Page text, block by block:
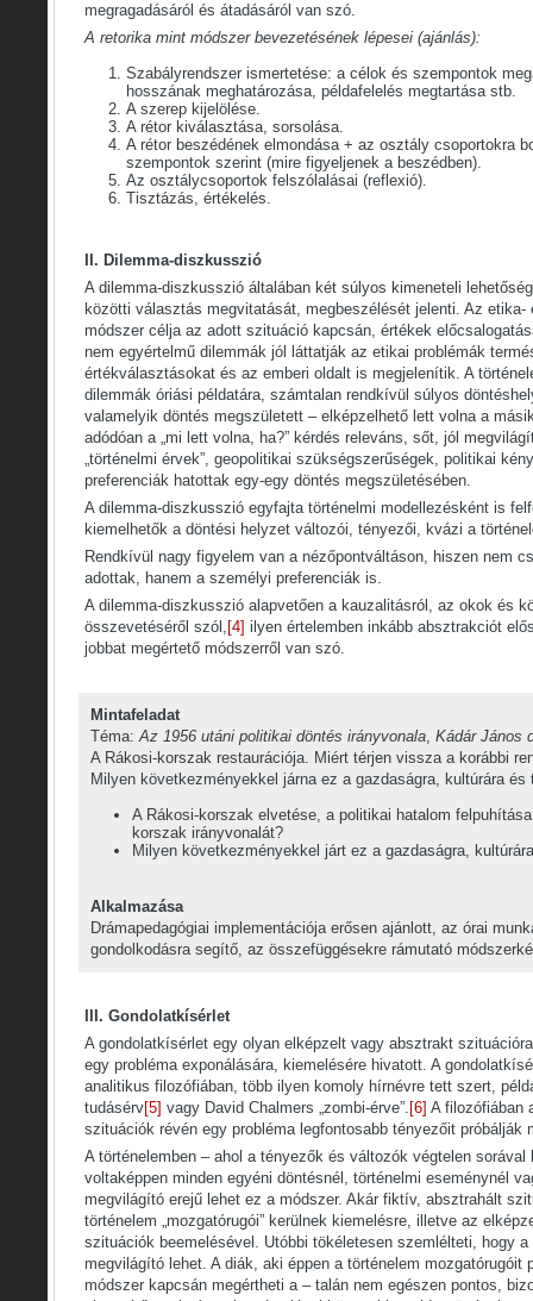
megragadásáról és átadásáról van szó.
A retorika mint módszer bevezetésének lépesei (ajánlás):
Szabályrendszer ismertetése: a célok és szempontok
hosszának meghatározása, példafelelés megtartása stb.
A szerep kijelölése.
A rétor kiválasztása, sorsolása.
A rétor beszédének elmondása + az osztály csoportokra
szempontok szerint (mire figyeljenek a beszédben).
Az osztálycsoportok felszólalásai (reflexió).
Tisztázás, értékelés.
II. Dilemma-diszkusszió
A dilemma-diszkusszió általában két súlyos kimeneteli
közötti választás megvitatását, megbeszélését jelenti. Az etika-
módszer célja az adott szituáció kapcsán, értékek
nem egyértelmű dilemmák jól láttatják az etikai problémák
értékválasztásokat és az emberi oldalt is megjelenítik. A
dilemmák óriási példatára, számtalan rendkívül súlyos
valamelyik döntés megszületett – elképzelhető lett volna a
adódóan a „mi lett volna, ha?” kérdés releváns, sőt, jól
„történelmi érvek”, geopolitikai szükségszerűségek, politikai
preferenciák hatottak egy-egy döntés megszületésében.
A dilemma-diszkusszió egyfajta történelmi modellezésként is
kiemelhetők a döntési helyzet változói, tényezői, kvázi a
Rendkívül nagy figyelem van a nézőpontváltáson, hiszen nem
adottak, hanem a személyi preferenciák is.
A dilemma-diszkusszió alapvetően a kauzalitásról, az okok és
összevetéséről szól, [4] ilyen értelemben inkább absztrakciót
jobbat megértető módszerről van szó.
Mintafeladat
Téma:Az 1956 utáni politikai döntés irányvonala, Kádár János
A Rákosi-korszak restaurációja. Miért térjen vissza a korábbi
Milyen következményekkel járna ez a gazdaságra, kultúrára és
A Rákosi-korszak elvetése, a politikai hatalom
korszak irányvonalát?
Milyen következményekkel járt ez a gazdaságra,
Alkalmazása
Drámapedagógiai implementációja erősen ajánlott, az órai
gondolkodásra segítő, az összefüggésekre rámutató
III. Gondolatkísérlet
A gondolatkísérlet egy olyan elképzelt vagy absztrakt
egy probléma exponálására, kiemelésére hivatott. A
analitikus filozófiában, több ilyen komoly hírnévre tett szert,
tudásérv[5] vagy David Chalmers „zombi-érve”. [6] A filozófiában
szituációk révén egy probléma legfontosabb tényezőit próbálják
A történelemben – ahol a tényezők és változók végtelen sorával
voltaképpen minden egyéni döntésnél, történelmi eseménynél
megvilágító erejű lehet ez a módszer. Akár fiktív, absztrahált
történelem „mozgatórugói” kerülnek kiemelésre, illetve az
szituációk beemelésével. Utóbbi tökéletesen szemlélteti, hogy a
megvilágító lehet. A diák, aki éppen a történelem mozgatórugóit
módszer kapcsán megértheti a – talán nem egészen pontos,